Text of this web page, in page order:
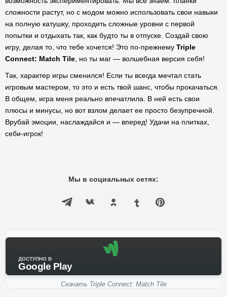
сложности растут, но с модом можно использовать свои навыки
на полную катушку, проходить сложные уровни с первой
попытки и отдыхать так, как будто ты в отпуске. Создай свою
игру, делая то, что тебе хочется! Это по-прежнему Triple
Connect: Match Tile , но ты маг — волшебная версия себя!
Так, характер игры сменился! Если ты всегда мечтал стать
игровым мастером, то это и есть твой шанс, чтобы прокачаться.
В общем, игра меня реально впечатлила. В ней есть свои
плюсы и минусы, но вот взлом делает ее просто безупречной.
Врубай эмоции, наслаждайся и — вперед! Удачи на плитках,
себи-игрок!
Мы в социальных сетях:
ДОСТУПНО В
Google Play
Скачать Triple Connect: Match Tile